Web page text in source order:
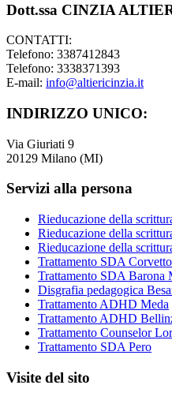
Dott.ssa CINZIA
CONTATTI:
Telefono: 3387412843
Telefono: 3338371393
E-mail: info@altiericinzia.it
INDIRIZZO UNICO:
Via Giuriati 9
20129 Milano (MI)
Servizi alla persona
Rieducazione della
Rieducazione della
Rieducazione della
Trattamento SDA
Trattamento SDA Barona
Disgrafia pedagogica
Trattamento ADHD Meda
Trattamento ADHD
Trattamento Counselor
Trattamento SDA Pero
Visite del sito